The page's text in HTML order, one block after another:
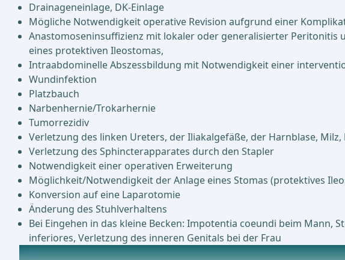
Drainageneinlage, DK-Einlage
Mögliche Notwendigkeit operative Revision aufgrund einer
Anastomoseninsuffizienz mit lokaler oder generalisierter Peritonitis
eines protektiven Ileostomas,
Intraabdominelle Abszessbildung mit Notwendigkeit einer
Wundinfektion
Platzbauch
Narbenhernie/Trokarhernie
Tumorrezidiv
Verletzung des linken Ureters, der Iliakalgefäße, der Harnblase,
Verletzung des Sphincterapparates durch den Stapler
Notwendigkeit einer operativen Erweiterung
Möglichkeit/Notwendigkeit der Anlage eines Stomas (protektives
Konversion auf eine Laparotomie
Änderung des Stuhlverhaltens
Bei Eingehen in das kleine Becken: Impotentia coeundi beim
inferiores, Verletzung des inneren Genitals bei der Frau
Anästhesie